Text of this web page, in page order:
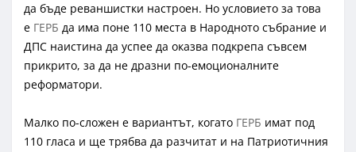
да бъде реваншистки настроен. Но условието за това
е ГЕРБ да има поне 110 места в Народното събрание и
ДПС наистина да успее да оказва подкрепа съвсем
прикрито, за да не дразни по-емоционалните
реформатори.
Малко по-сложен е вариантът, когато ГЕРБ имат под
110 гласа и ще трябва да разчитат и на Патриотичния